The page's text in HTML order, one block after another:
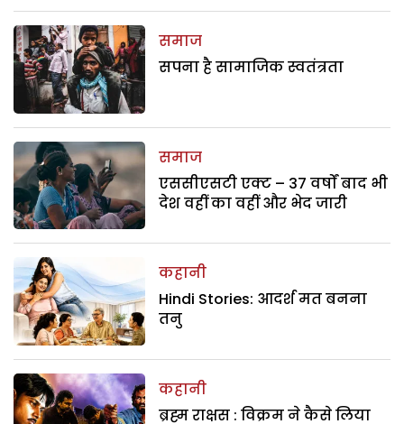
समाज
सपना है सामाजिक स्वतंत्रता
समाज
एससीएसटी एक्ट – 37 वर्षों बाद भी
देश वहीं का वहीं और भेद जारी
कहानी
Hindi Stories: आदर्श मत बनना
तनु
कहानी
ब्रह्म राक्षस : विक्रम ने कैसे लिया